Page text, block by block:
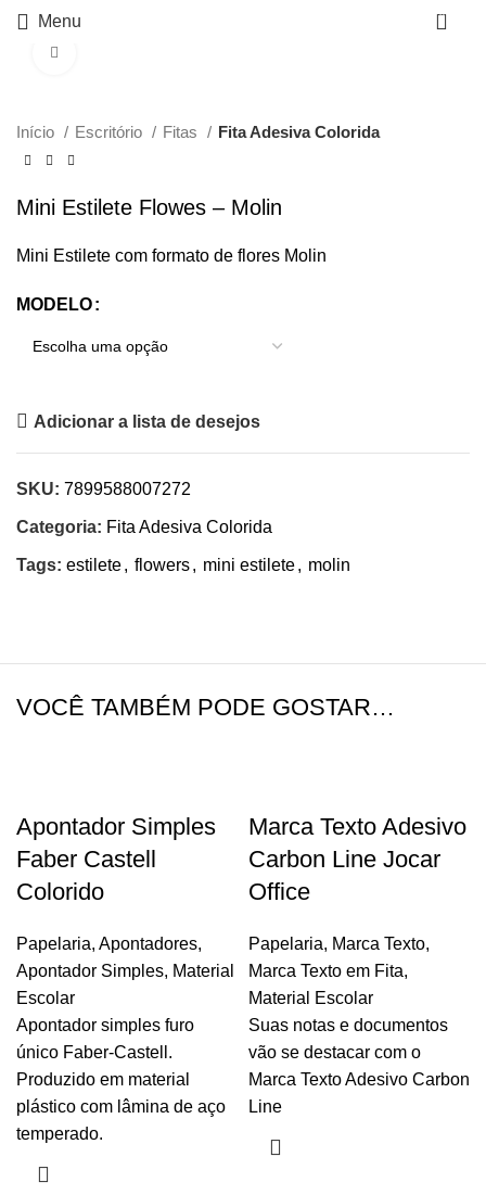
Menu 0
Início Escritório Fitas Fita Adesiva Colorida
Mini Estilete Flowes – Molin
Mini Estilete com formato de flores Molin
MODELO
Adicionar a lista de desejos
SKU: 7899588007272
Categoria: Fita Adesiva Colorida
Tags: estilete, flowers, mini estilete, molin
VOCÊ TAMBÉM PODE GOSTAR…
Apontador Simples
Faber Castell
Colorido
Papelaria, Apontadores,
Apontador Simples, Material
Escolar
Apontador simples furo
único Faber-Castell.
Produzido em material
plástico com lâmina de aço
temperado.
Marca Texto Adesivo
Carbon Line Jocar
Office
Papelaria, Marca Texto,
Marca Texto em Fita,
Material Escolar
Suas notas e documentos
vão se destacar com o
Marca Texto Adesivo Carbon
Line